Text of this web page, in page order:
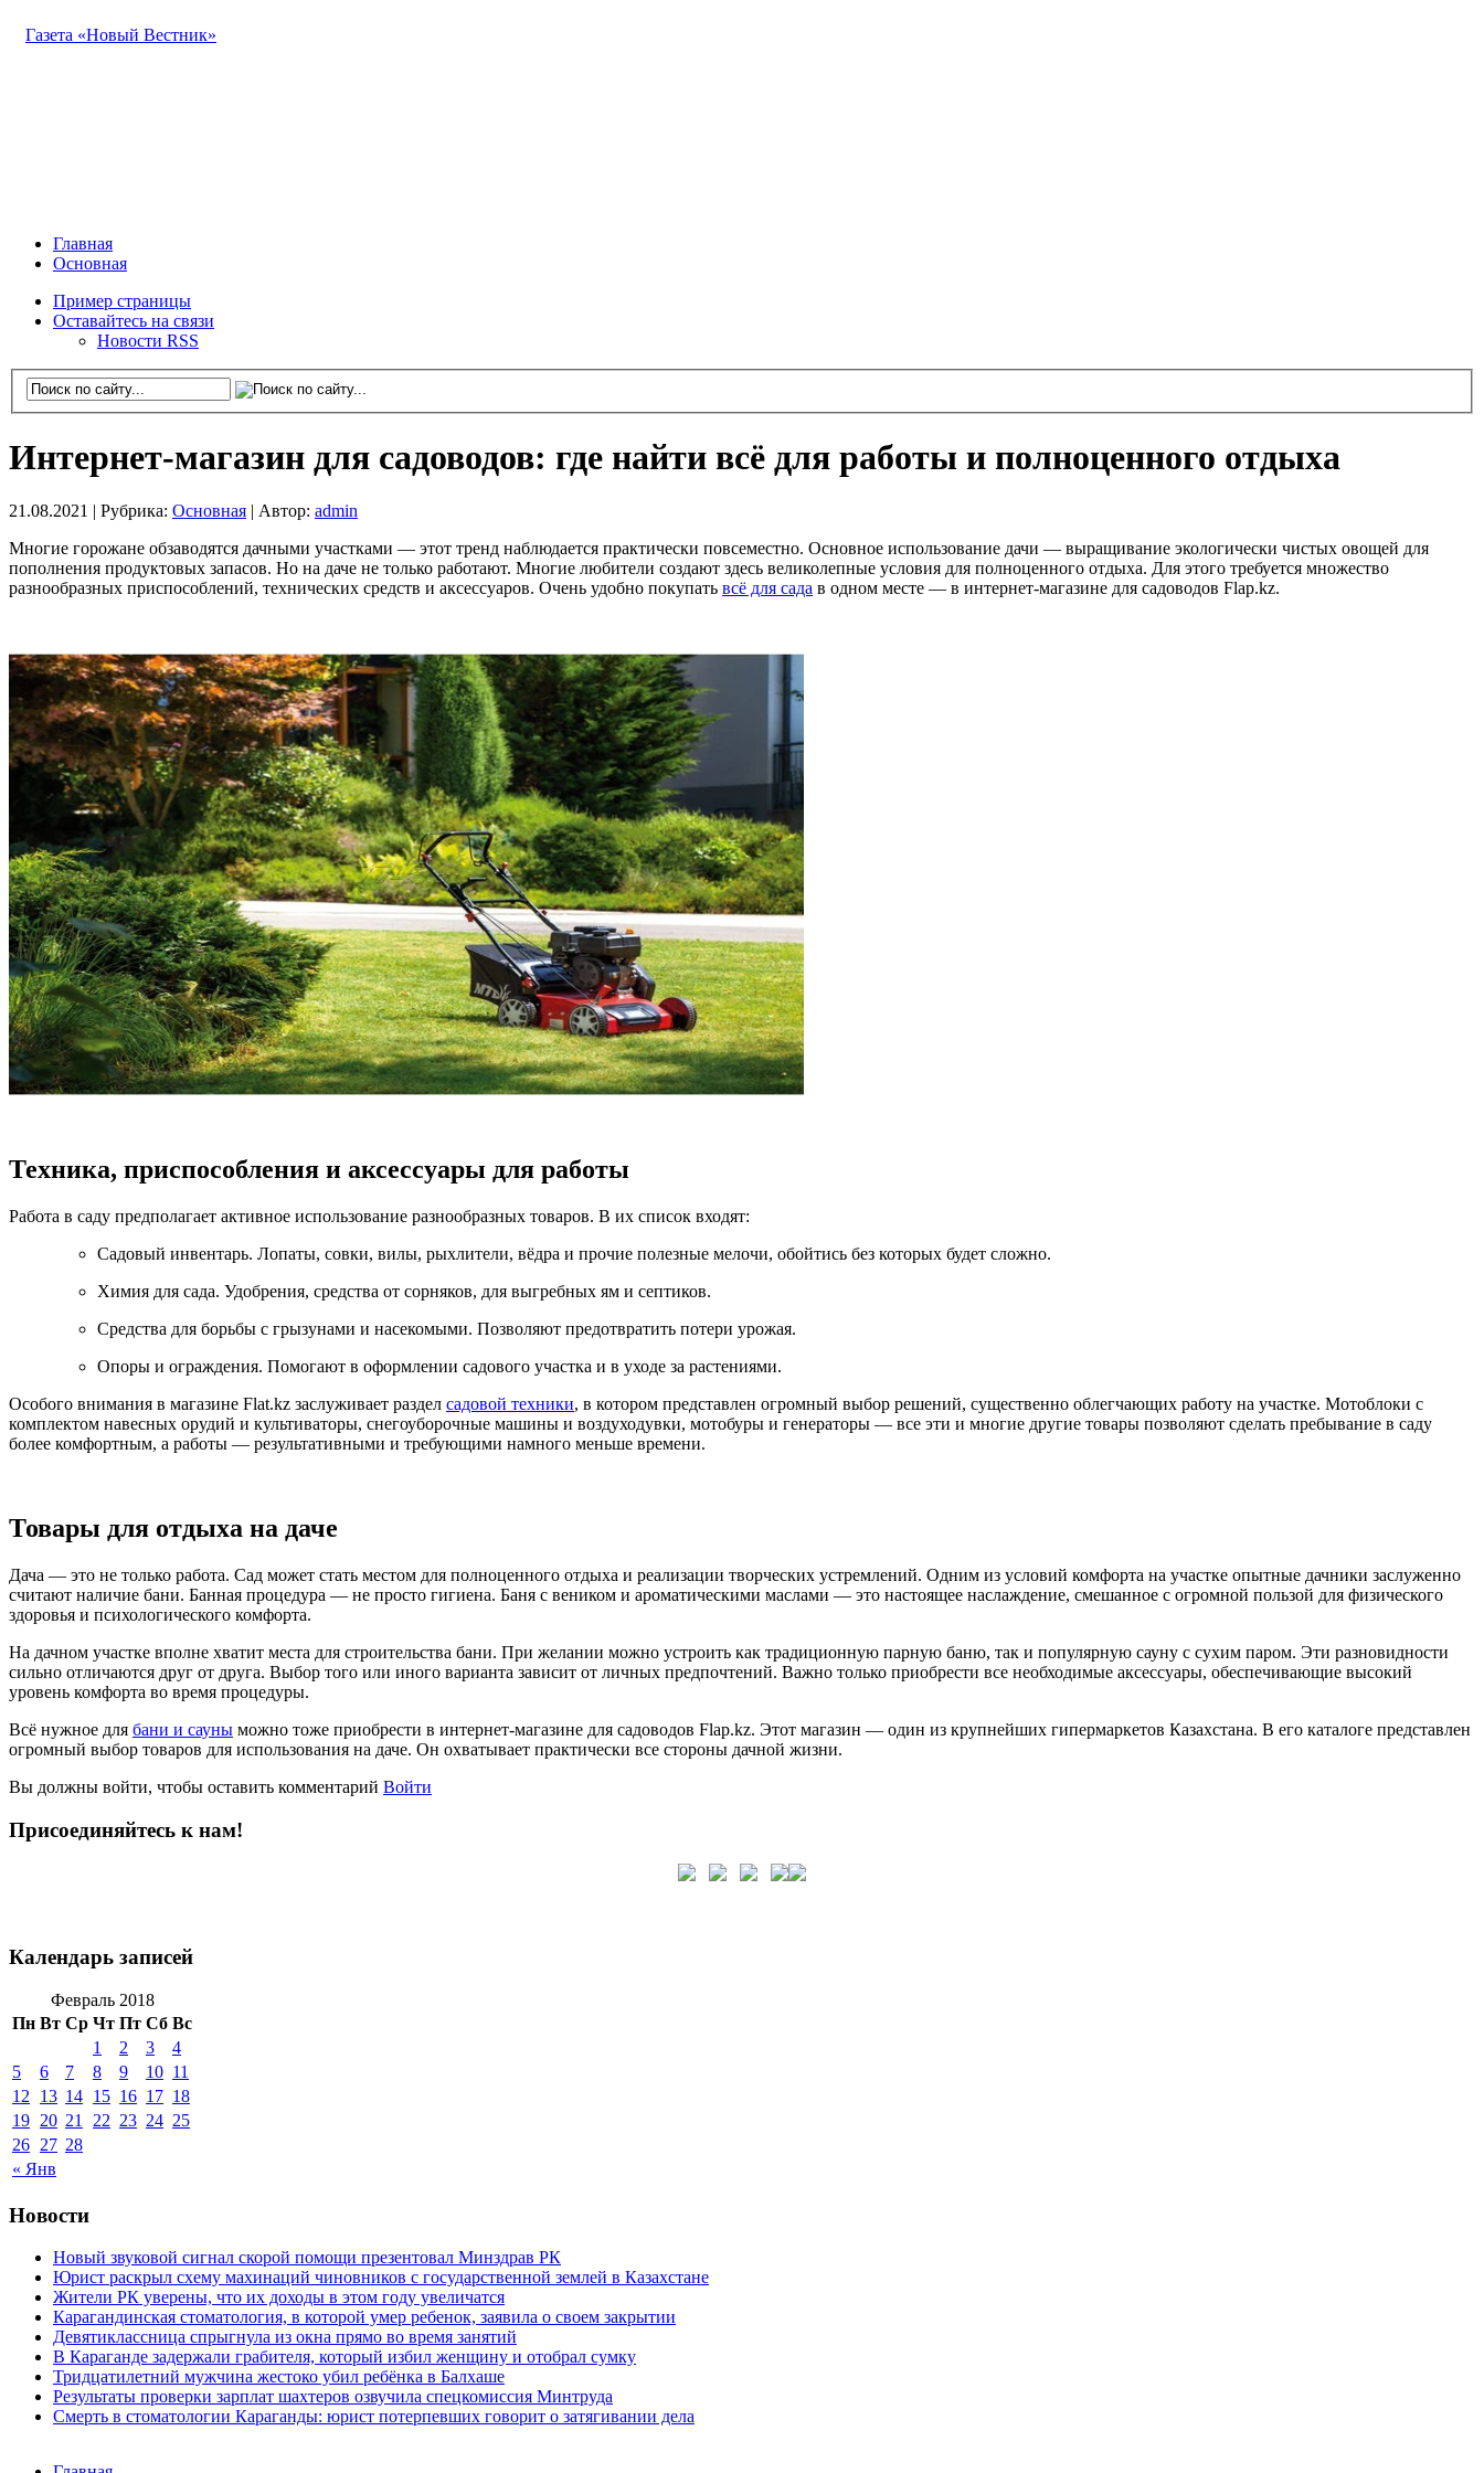
Газета «Новый Вестник»
Главная
Основная
Пример страницы
Оставайтесь на связи
Новости RSS
Интернет-магазин для садоводов: где найти всё для работы и полноценного отдыха
21.08.2021 | Рубрика: Основная Автор: admin
Многие горожане обзаводятся дачными участками — этот тренд наблюдается практически повсеместно. Основное использование дачи — выращивание экологически чистых овощей для
пополнения продуктовых запасов. Но на даче не только работают. Многие любители создают здесь великолепные условия для полноценного отдыха. Для этого требуется множество
разнообразных приспособлений, технических средств и аксессуаров. Очень удобно покупать всё для сада в одном месте — в интернет-магазине для садоводов Flap.kz.
Техника, приспособления и аксессуары для работы
Работа в саду предполагает активное использование разнообразных товаров. В их список входят:
Садовый инвентарь. Лопаты, совки, вилы, рыхлители, вёдра и прочие полезные мелочи, обойтись без которых будет сложно.
Химия для сада. Удобрения, средства от сорняков, для выгребных ям и септиков.
Средства для борьбы с грызунами и насекомыми. Позволяют предотвратить потери урожая.
Опоры и ограждения. Помогают в оформлении садового участка и в уходе за растениями.
Особого внимания в магазине Flat.kz заслуживает раздел садовой техники, в котором представлен огромный выбор решений, существенно облегчающих работу на участке. Мотоблоки с
комплектом навесных орудий и культиваторы, снегоуборочные машины и воздуходувки, мотобуры и генераторы — все эти и многие другие товары позволяют сделать пребывание в саду
более комфортным, а работы — результативными и требующими намного меньше времени.
Товары для отдыха на даче
Дача — это не только работа. Сад может стать местом для полноценного отдыха и реализации творческих устремлений. Одним из условий комфорта на участке опытные дачники заслуженно
считают наличие бани. Банная процедура — не просто гигиена. Баня с веником и ароматическими маслами — это настоящее наслаждение, смешанное с огромной пользой для физического
здоровья и психологического комфорта.
На дачном участке вполне хватит места для строительства бани. При желании можно устроить как традиционную парную баню, так и популярную сауну с сухим паром. Эти разновидности
сильно отличаются друг от друга. Выбор того или иного варианта зависит от личных предпочтений. Важно только приобрести все необходимые аксессуары, обеспечивающие высокий
уровень комфорта во время процедуры.
Всё нужное для бани и сауны можно тоже приобрести в интернет-магазине для садоводов Flap.kz. Этот магазин — один из крупнейших гипермаркетов Казахстана. В его каталоге представлен
огромный выбор товаров для использования на даче. Он охватывает практически все стороны дачной жизни.
Вы должны войти, чтобы оставить комментарий Войти
Присоединяйтесь к нам!
Календарь записей
Февраль 2018
Пн Вт Ср Чт Пт Сб Вс
« Янв
1 2 3
4
5
6 7 8 9 10 11
12
13 14 15 16 17 18
19 20 21 22 23 24 25
26 27 28
Новости
Новый звуковой сигнал скорой помощи презентовал Минздрав РК
Юрист раскрыл схему махинаций чиновников с государственной землей в Казахстане
Жители РК уверены, что их доходы в этом году увеличатся
Карагандинская стоматология, в которой умер ребенок, заявила о своем закрытии
Девятиклассница спрыгнула из окна прямо во время занятий
В Караганде задержали грабителя, который избил женщину и отобрал сумку
Тридцатилетний мужчина жестоко убил ребёнка в Балхаше
Результаты проверки зарплат шахтеров озвучила спецкомиссия Минтруда
Смерть в стоматологии Караганды: юрист потерпевших говорит о затягивании дела